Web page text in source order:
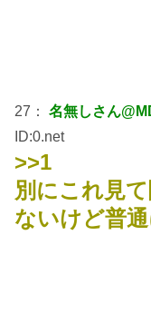
27： 名無しさん
ID:0.net
>>1
別にこれ見
ないけど普